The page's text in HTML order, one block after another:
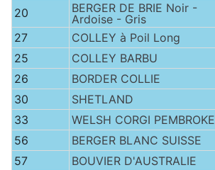
20
BERGER DE BRIE Noir -
Ardoise - Gris
27 COLLEY à Poil Long
25 COLLEY BARBU
26 BORDER COLLIE
30 SHETLAND
33 WELSH CORGI PEMBROKE
56 BERGER BLANC SUISSE
57 BOUVIER D'AUSTRALIE